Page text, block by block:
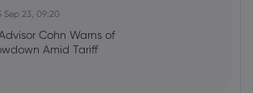
Sep 23, 09:20
Cohn Warns of
Amid Tariff